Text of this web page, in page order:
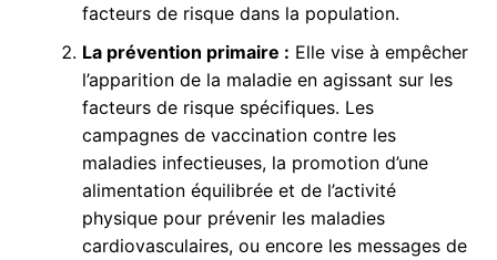
facteurs de risque dans la population.
La prévention primaire : Elle vise à empêcher
l’apparition de la maladie en agissant sur les
facteurs de risque spécifiques. Les
campagnes de vaccination contre les
maladies infectieuses, la promotion d’une
alimentation équilibrée et de l’activité
physique pour prévenir les maladies
cardiovasculaires, ou encore les messages de